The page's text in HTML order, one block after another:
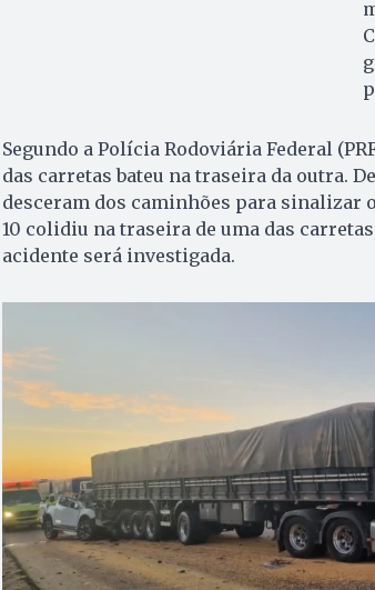
Segundo a Polícia Rodoviária Federal
das carretas bateu na traseira da outra.
desceram dos caminhões para sinalizar
10 colidiu na traseira de uma das
acidente será investigada.